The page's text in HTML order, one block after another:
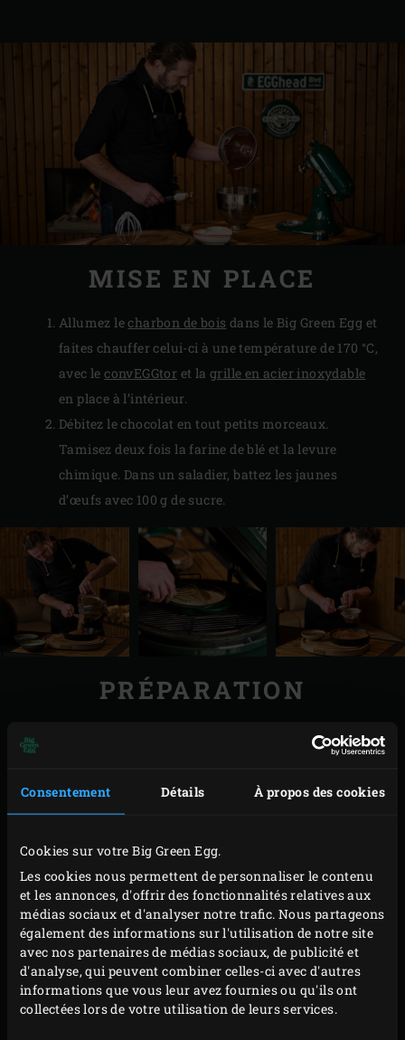
Consentement Détails À propos des cookies
Cookies sur votre Big Green Egg.
Les cookies nous permettent de personnaliser le contenu
et les annonces, d'offrir des fonctionnalités relatives aux
médias sociaux et d'analyser notre trafic. Nous partageons
également des informations sur l'utilisation de notre site
avec nos partenaires de médias sociaux, de publicité et
d'analyse, qui peuvent combiner celles-ci avec d'autres
informations que vous leur avez fournies ou qu'ils ont
collectées lors de votre utilisation de leurs services.
MISE EN PLACE
Allumez lecharbon de bois dans le Big Green Egg et
faites chauffer celui-ci à une température de 170 °C,
avec leconvEGGtor et lagrille en acier inoxydable
en place à l’intérieur.
Débitez le chocolat en tout petits morceaux.
Tamisez deux fois la farine de blé et la levure
chimique. Dans un saladier, battez les jaunes
d’œufs avec 100 g de sucre.
PRÉPARATION
) sur la grille. Ajoutez le
beurre, fermez le couvercle du kamado et laissez
fondre le beurre.
Retirez la sauteuse du Big Green Egg, ajoutez le
obtenir une consistance lisse. Battez les blancs
d’œufs avec le reste du sucre dans un robot de
cuisine jusqu’à ce qu’ils soient bien aérés.
Incorporez d’abord le mélange de chocolat au
mélange de jaunes d’œuf, puis au mélange de
blancs d’œuf. Effectuez ces étapes délicatement
pour que le mélange reste aéré. Ajoutez le mélange